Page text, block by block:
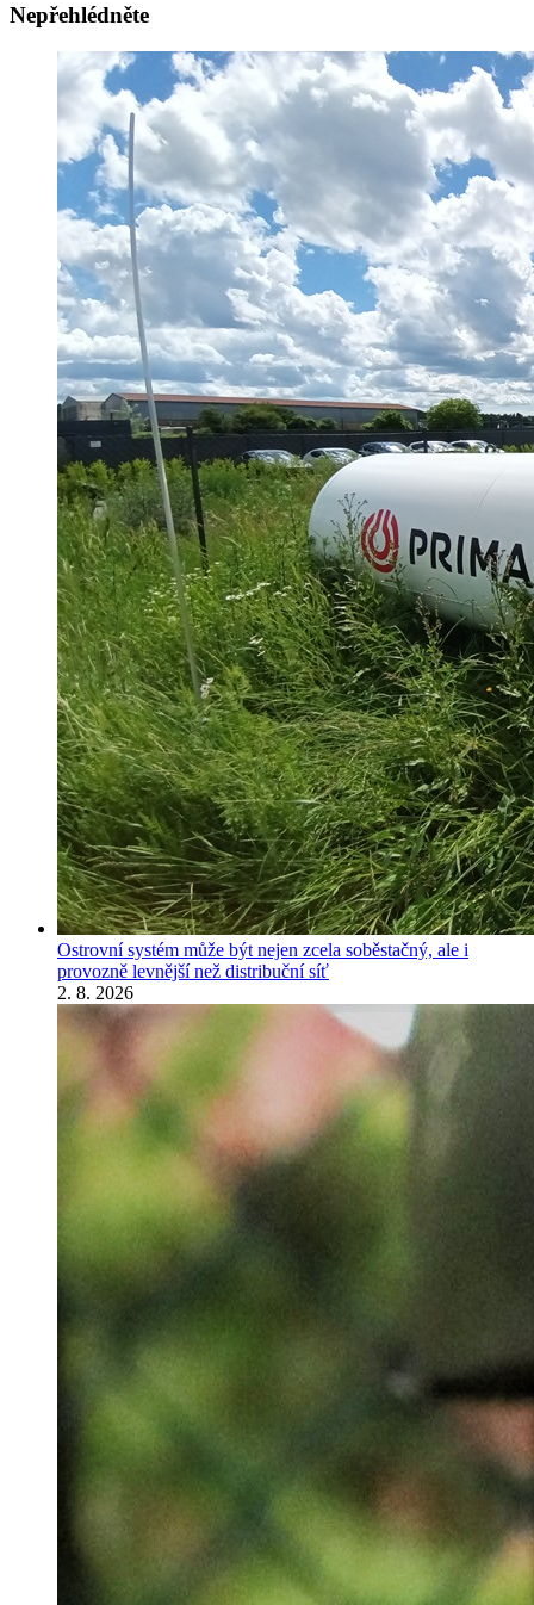
Nepřehlédněte
Ostrovní systém může být nejen zcela soběstačný, ale i
provozně levnější než distribuční síť
2. 8. 2026